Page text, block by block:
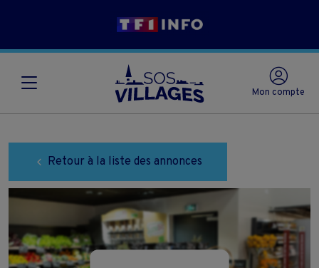
Mon compte
Retour à la liste des annonces